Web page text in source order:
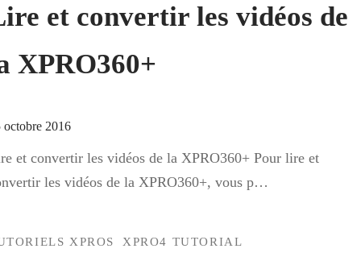
et convertir les vidéos de
XPRO360+
octobre 2016
et convertir les vidéos de la XPRO360+ Pour lire et
les vidéos de la XPRO360+, vous p…
XPROS XPRO4 TUTORIAL